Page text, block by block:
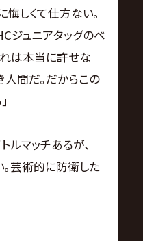
悔しくて仕方ない｡
ジュニアタッグのベ
れは本当に許せな
人間だ｡だからこの
ルマッチあるが､
｡芸術的に防衛した